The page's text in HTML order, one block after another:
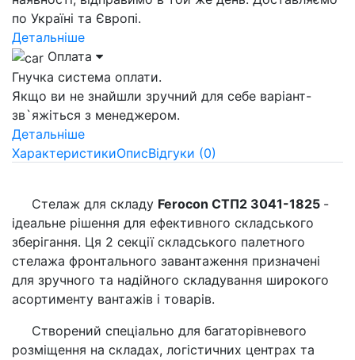
по Україні та Європі.
Детальніше
Оплата
Гнучка система оплати.
Якщо ви не знайшли зручний для себе варіант-
зв`яжіться з менеджером.
Детальніше
ХарактеристикиОписВідгуки (0)
Стелаж для складу Ferocon СТП2 3041-1825 -
ідеальне рішення для ефективного складського
зберігання. Ця 2 секції складського палетного
стелажа фронтального завантаження призначені
для зручного та надійного складування широкого
асортименту вантажів і товарів.
Створений спеціально для багаторівневого
розміщення на складах, логістичних центрах та